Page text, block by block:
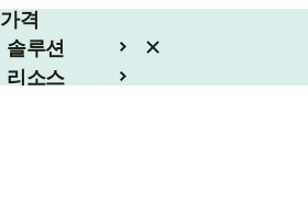
가격
솔루션
리소스